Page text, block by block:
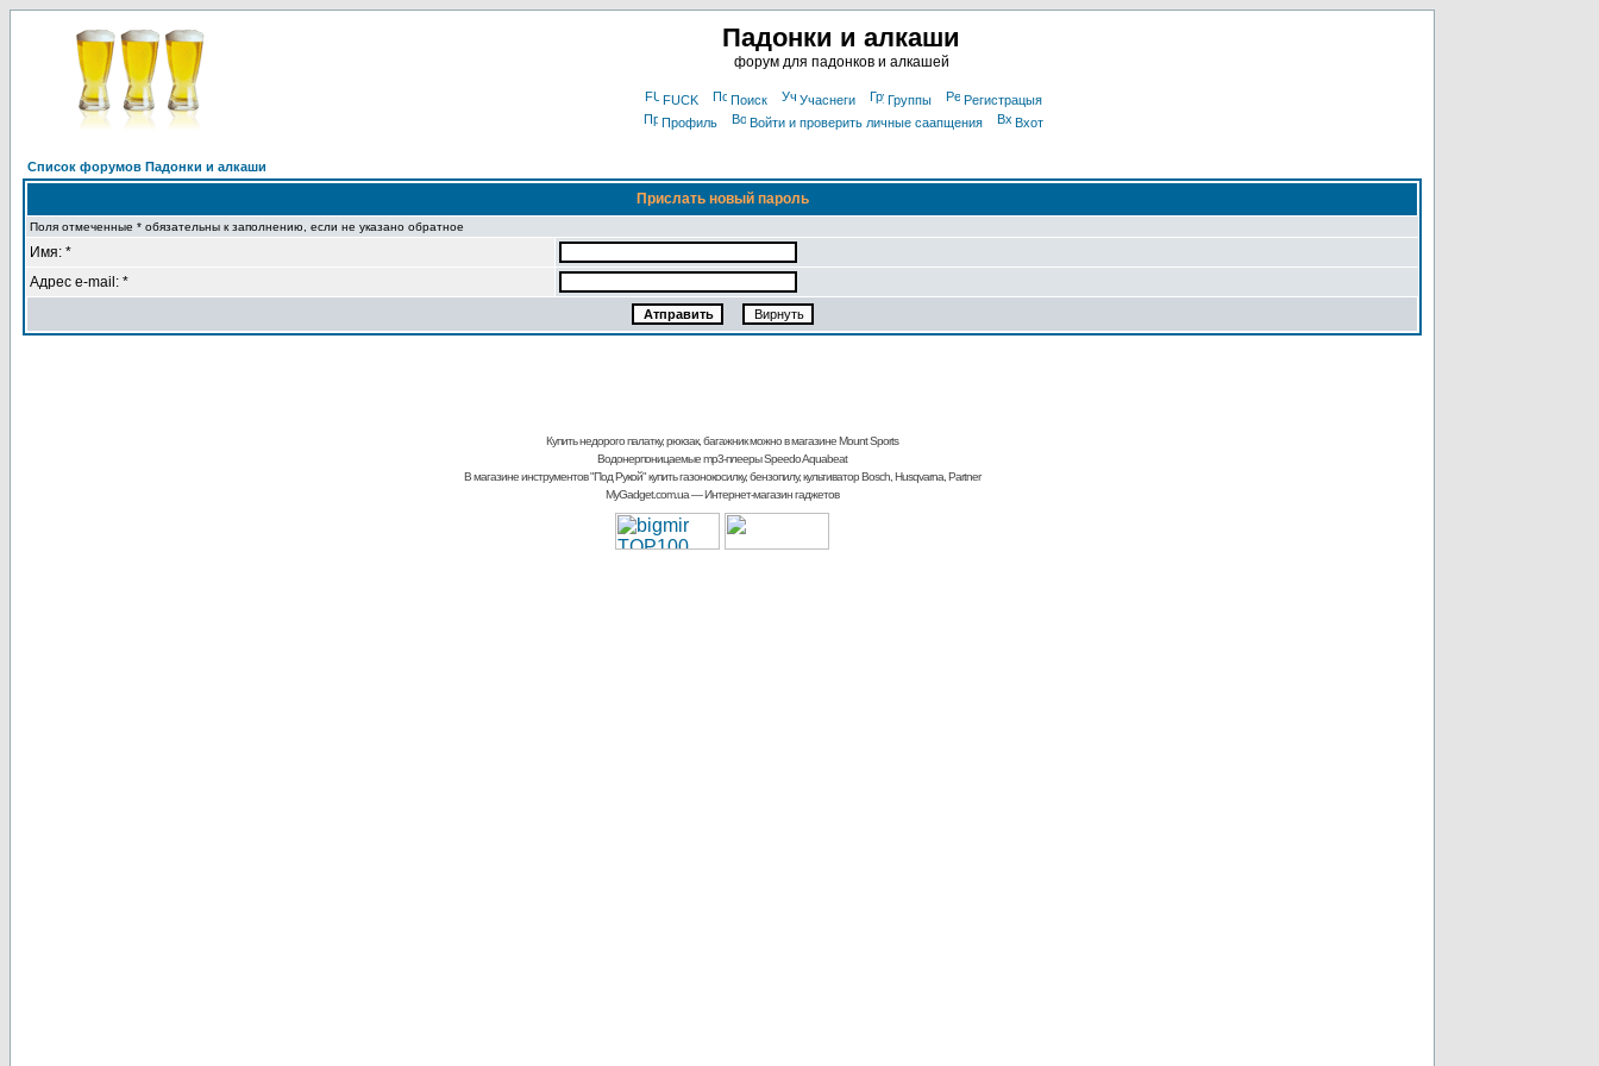
Падонки и алкаши
форум для падонков и алкашей
FUCK Поиск Учаснеги Группы
Регистрацыя
Профиль
Войти и проверить личные саапщения Вхот
Список форумов Падонки и алкаши
Прислать новый пароль
Поля отмеченные * обязательны к заполнению, если не указано обратное
Имя: *
Адрес e-mail: *
Купить недорого палатку, рюкзак, багажникможно в магазине Mount Sports
Водонерпоницаемые mp3-плееры Speedo Aquabeat
В магазине инструментов "Под Рукой"купить газонокосилку, бензопилу, культиваторBosch, Husqvarna, Partner
MyGadget.com.ua— Интернет-магазин гаджетов